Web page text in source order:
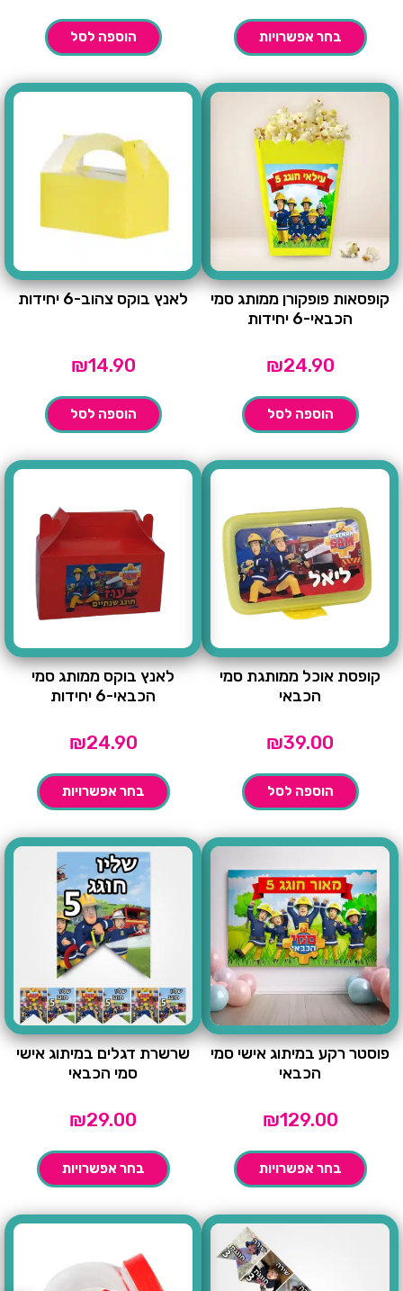
בחר אפשרויות הוספה לסל
קופסאות פופקורן ממותג סמי
הכבאי-6 יחידות
₪24.90
הוספה לסל
לאנץ בוקס צהוב-6 יחידות
₪14.90
הוספה לסל
קופסת אוכל ממותגת סמי
הכבאי
₪39.00
הוספה לסל
לאנץ בוקס ממותג סמי
הכבאי-6 יחידות
₪24.90
בחר אפשרויות
פוסטר רקע במיתוג אישי סמי
הכבאי
₪129.00
בחר אפשרויות
שרשרת דגלים במיתוג אישי
סמי הכבאי
₪29.00
בחר אפשרויות